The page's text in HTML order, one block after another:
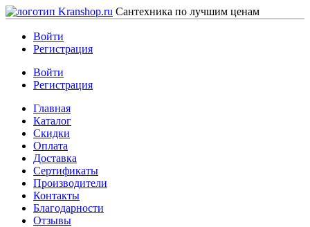
Сантехника по лучшим ценам
Войти
Регистрация
Войти
Регистрация
Главная
Каталог
Скидки
Оплата
Доставка
Сертификаты
Производители
Контакты
Благодарности
Отзывы